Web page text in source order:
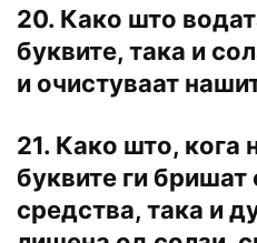
20. Како што
буквите, така и
и очистуваат
21. Како што, кога
буквите ги бришат
средства, така и